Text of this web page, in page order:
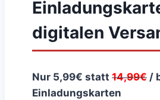
digitalen
Nur 5,99€ statt 14,99€ /
Einladungskarten